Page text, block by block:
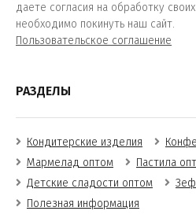
даете согласия на обработку
необходимо покинуть наш сайт.
Пользовательское соглашение
РАЗДЕЛЫ
Кондитерские изделия
Мармелад оптом
Пастила
Детские сладости оптом
Полезная информация